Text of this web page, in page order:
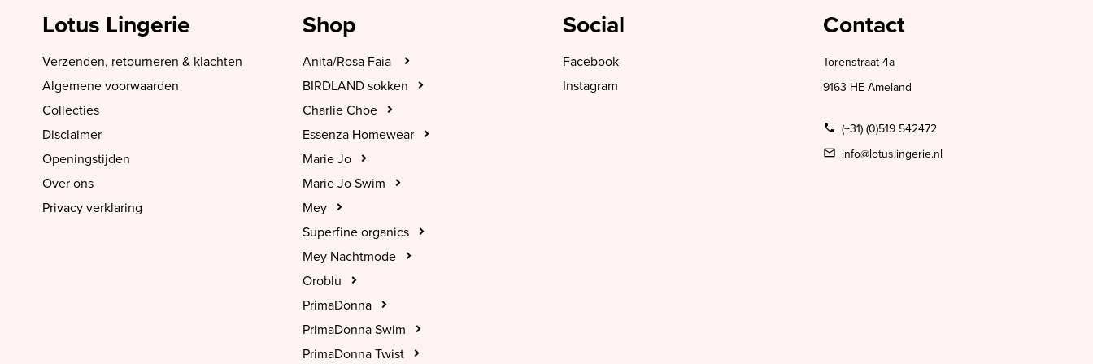
Lotus Lingerie
Verzenden, retourneren & klachten
Algemene voorwaarden
Collecties
Disclaimer
Openingstijden
Over ons
Privacy verklaring
Shop
Anita/Rosa Faia
BIRDLAND sokken
Charlie Choe
Essenza Homewear
Marie Jo
Marie Jo Swim
Mey
Superfine organics
Mey Nachtmode
Oroblu
PrimaDonna
PrimaDonna Swim
PrimaDonna Twist
Social
Facebook
Instagram
Contact
Torenstraat 4a
9163 HE Ameland
(+31) (0)519 542472
info@lotuslingerie.nl